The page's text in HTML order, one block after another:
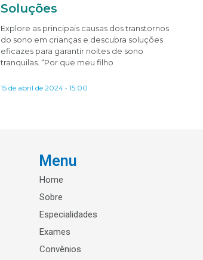
Soluções
Explore as principais causas dos transtornos
do sono em crianças e descubra soluções
eficazes para garantir noites de sono
tranquilas. “Por que meu filho
15 de abril de 2024 15:00
Menu
Home
Sobre
Especialidades
Exames
Convênios